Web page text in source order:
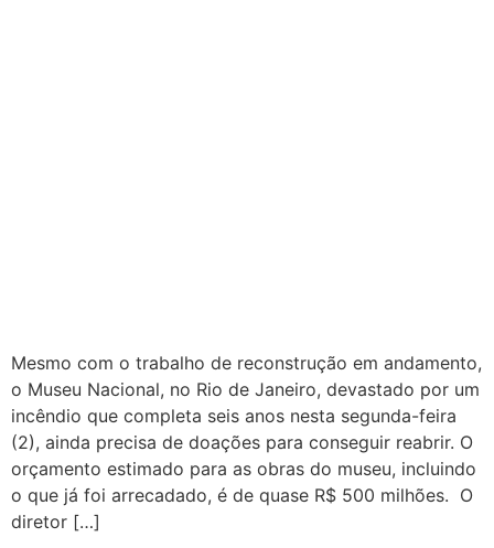
Mesmo com o trabalho de reconstrução em andamento,
o Museu Nacional, no Rio de Janeiro, devastado por um
incêndio que completa seis anos nesta segunda-feira
(2), ainda precisa de doações para conseguir reabrir. O
orçamento estimado para as obras do museu, incluindo
o que já foi arrecadado, é de quase R$ 500 milhões. O
diretor […]